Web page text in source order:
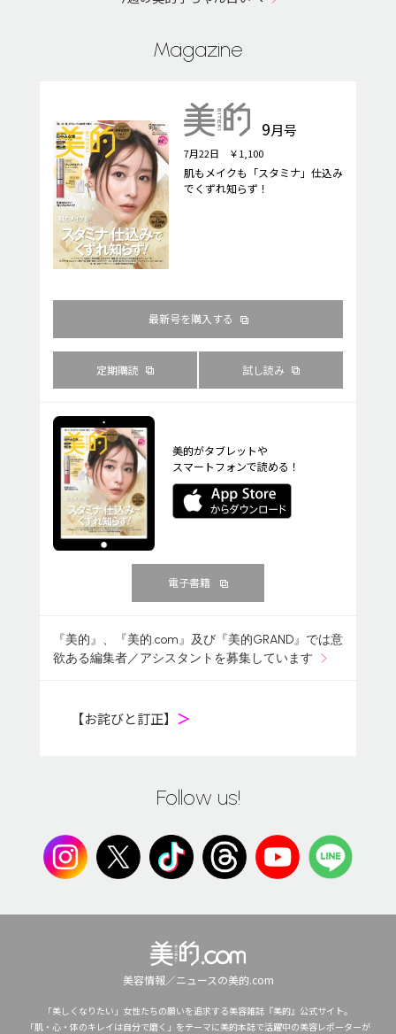
Magazine
9月号
7月22日 ￥1,100
肌もメイクも「スタミナ」仕込み
でくずれ知らず！
最新号を購入する
定期購読 試し読み
美的がタブレットや
スマートフォンで読める！
電子書籍
『美的』、『美的.com』及び『美的GRAND』では意
欲ある編集者／アシスタントを募集しています
【お詫びと訂正】 ＞
Follow us!
美容情報／ニュースの美的.com
「美しくなりたい」女性たちの願いを追求する美容雑誌『美的』公式サイト。
「肌・心・体のキレイは自分で磨く」をテーマに美的本誌で活躍中の美容レポーターが